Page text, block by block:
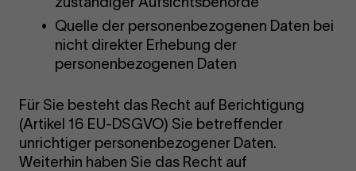
Quelle der personenbezogenen Daten bei
nicht direkter Erhebung der
personenbezogenen Daten
Für Sie besteht das Recht auf Berichtigung
(Artikel 16 EU-DSGVO) Sie betreffender
unrichtiger personenbezogener Daten.
Weiterhin haben Sie das Recht auf